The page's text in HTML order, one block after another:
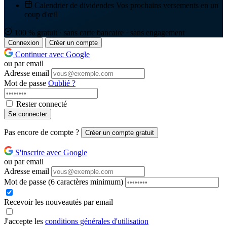
Calendrier de dividendes Vos prochains versements en un
coup d'œil
100 % gratuit · sans carte bancaire · sans engagement
Connexion Créer un compte
Continuer avec Google
ou par email
Adresse email
Mot de passe Oublié ?
Rester connecté
Se connecter
Pas encore de compte ? Créer un compte gratuit
S'inscrire avec Google
ou par email
Adresse email
Mot de passe (6 caractères minimum)
Recevoir les nouveautés par email
J'accepte les conditions générales d'utilisation